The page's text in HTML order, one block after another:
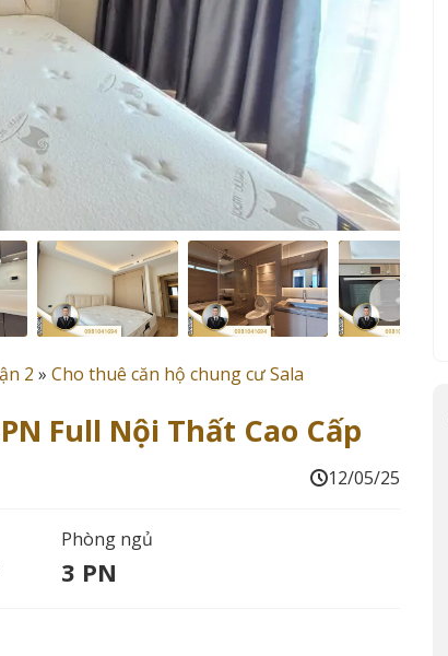
2 » Cho thuê căn hộ chung cư Sala
Full Nội Thất Cao Cấp
12/05/25
Phòng ngủ
3 PN